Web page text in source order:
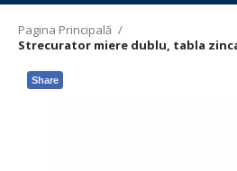
Pagina Principală /
Strecurator miere dublu, tabla
Share